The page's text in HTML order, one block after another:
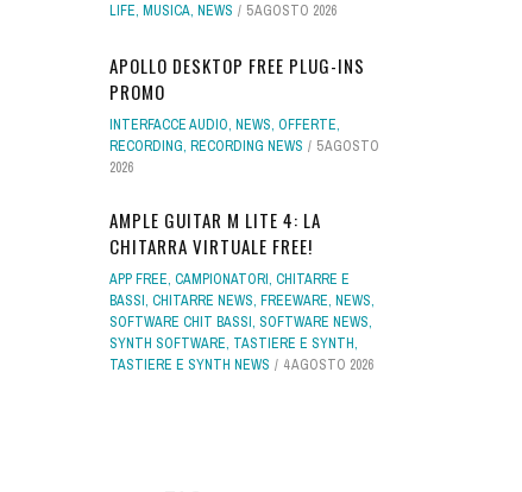
LIFE, MUSICA, NEWS 5 AGOSTO 2026
APOLLO DESKTOP FREE PLUG-INS
PROMO
INTERFACCE AUDIO, NEWS, OFFERTE,
RECORDING, RECORDING NEWS
5 AGOSTO
2026
AMPLE GUITAR M LITE 4: LA
CHITARRA VIRTUALE FREE!
APP FREE, CAMPIONATORI, CHITARRE E
BASSI, CHITARRE NEWS, FREEWARE, NEWS,
SOFTWARE CHIT BASSI, SOFTWARE NEWS,
SYNTH SOFTWARE, TASTIERE E SYNTH,
TASTIERE E SYNTH NEWS
4 AGOSTO 2026